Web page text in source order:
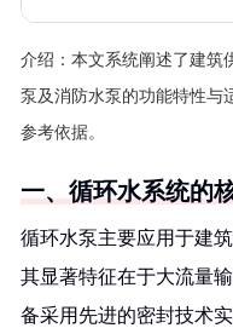
介绍： 本文系统阐述了建筑
泵及消防水泵的功能特性与
参考依据。
一、循环水系统的
循环水泵主要应用于建
其显著特征在于大流量
备采用先进的密封技术